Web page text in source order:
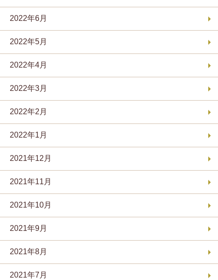
2022年6月
2022年5月
2022年4月
2022年3月
2022年2月
2022年1月
2021年12月
2021年11月
2021年10月
2021年9月
2021年8月
2021年7月